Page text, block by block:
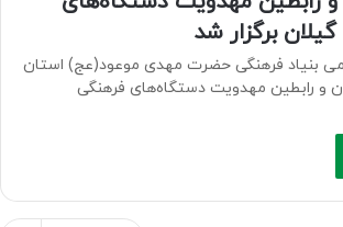
برگزار شد
بنیاد فرهنگی حضرت مهدی موعود(عج) استان
و رابطین مهدویت دستگاه‌های فرهنگی